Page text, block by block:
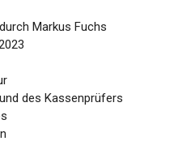
Markus Fuchs
des Kassenprüfers